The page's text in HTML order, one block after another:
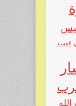
الفساد